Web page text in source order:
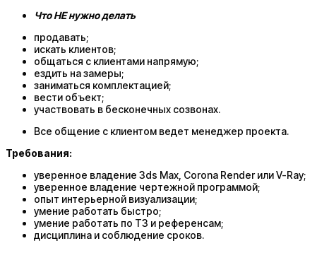
Что НЕ нужно делать
продавать;
искать клиентов;
общаться с клиентами напрямую;
ездить на замеры;
заниматься комплектацией;
вести объект;
участвовать в бесконечных созвонах.
Все общение с клиентом ведет менеджер проекта.
Требования:
уверенное владение 3ds Max, Corona Render или V-Ray;
уверенное владение чертежной программой;
опыт интерьерной визуализации;
умение работать быстро;
умение работать по ТЗ и референсам;
дисциплина и соблюдение сроков.